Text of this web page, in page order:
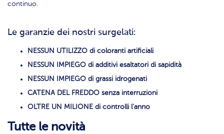
continuo.
Le garanzie dei nostri surgelati:
NESSUN UTILIZZO di coloranti artificiali
NESSUN IMPIEGO di additivi esaltatori di sapidità
NESSUN IMPIEGO di grassi idrogenati
CATENA DEL FREDDO senza interruzioni
OLTRE UN MILIONE di controlli l‘anno
Tutte le novità